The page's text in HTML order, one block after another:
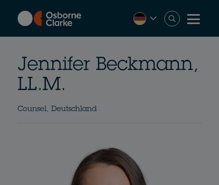
content
Jennifer Beckmann,
LL.M.
Counsel, Deutschland